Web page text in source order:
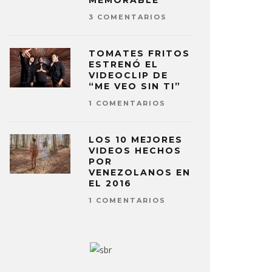
3 COMENTARIOS
TOMATES FRITOS
ESTRENÓ EL
VIDEOCLIP DE
“ME VEO SIN TI”
1 COMENTARIOS
LOS 10 MEJORES
VIDEOS HECHOS
POR
VENEZOLANOS EN
EL 2016
1 COMENTARIOS